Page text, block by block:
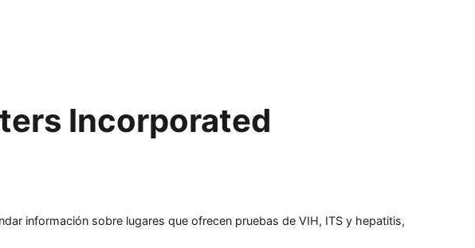
Incorporated
información sobre lugares que ofrecen pruebas de VIH, ITS y hepatitis,